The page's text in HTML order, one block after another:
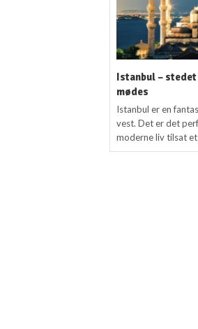
Istanbul –
mødes
Istanbul er en
vest. Det er det
moderne liv tilsat